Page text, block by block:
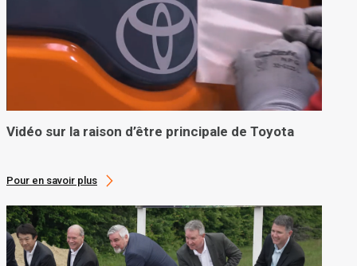
Vidéo sur la raison d’être principale de Toyota
Pour en savoir plus